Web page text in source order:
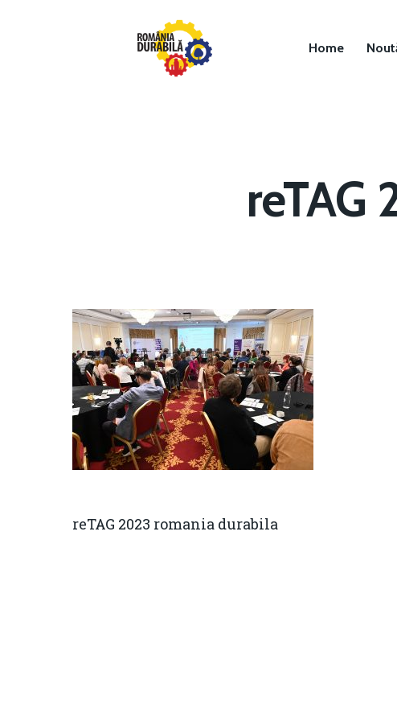
Hit enter to search or ESC to close
Home
reTAG
reTAG 2023 romania durabila